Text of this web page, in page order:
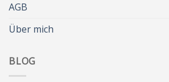
AGB
Über mich
BLOG